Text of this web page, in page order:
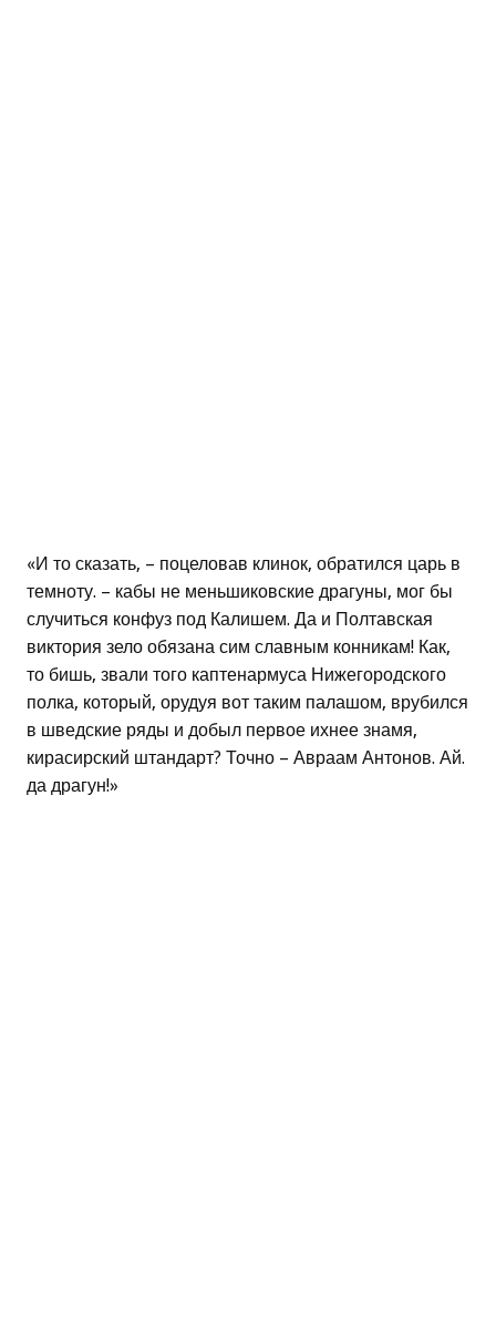
«И то сказать, – поцеловав клинок, обратился царь в
темноту. – кабы не меньшиковские драгуны, мог бы
случиться конфуз под Калишем. Да и Полтавская
виктория зело обязана сим славным конникам! Как,
то бишь, звали того каптенармуса Нижегородского
полка, который, орудуя вот таким палашом, врубился
в шведские ряды и добыл первое ихнее знамя,
кирасирский штандарт? Точно – Авраам Антонов. Ай.
да драгун!»